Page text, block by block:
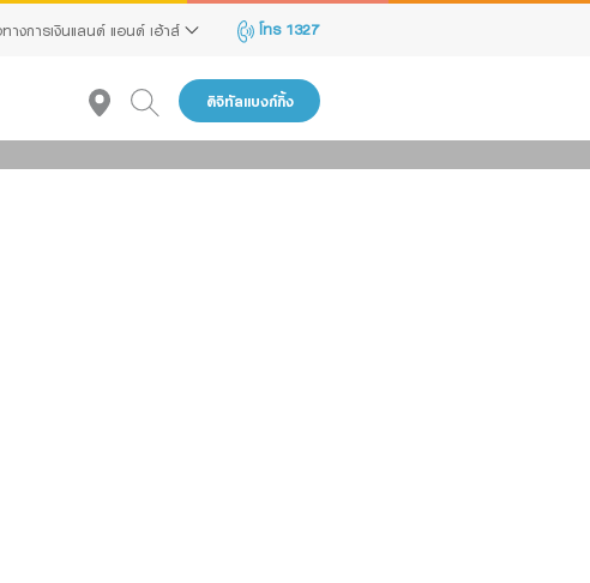
างการเงินแลนด์ แอนด์ เฮ้าส์ โทร 1327
ดิจิทัลแบงก์กิ้ง
งกล่าวเป็นของท่าน
ปรึกษาทางการเงิน